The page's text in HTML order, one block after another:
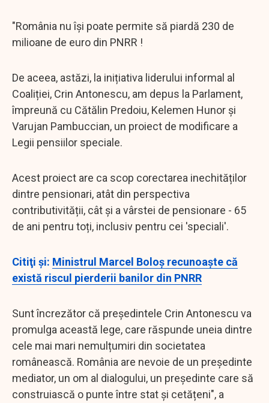
"România nu își poate permite să piardă 230 de
milioane de euro din PNRR !
De aceea, astăzi, la inițiativa liderului informal al
Coaliției, Crin Antonescu, am depus la Parlament,
împreună cu Cătălin Predoiu, Kelemen Hunor și
Varujan Pambuccian, un proiect de modificare a
Legii pensiilor speciale.
Acest proiect are ca scop corectarea inechităților
dintre pensionari, atât din perspectiva
contributivității, cât și a vârstei de pensionare - 65
de ani pentru toți, inclusiv pentru cei 'speciali'.
Citiţi şi: Ministrul Marcel Boloş recunoaşte că
există riscul pierderii banilor din PNRR
Sunt încrezător că președintele Crin Antonescu va
promulga această lege, care răspunde uneia dintre
cele mai mari nemulțumiri din societatea
românească. România are nevoie de un președinte
mediator, un om al dialogului, un președinte care să
construiască o punte între stat și cetățeni", a